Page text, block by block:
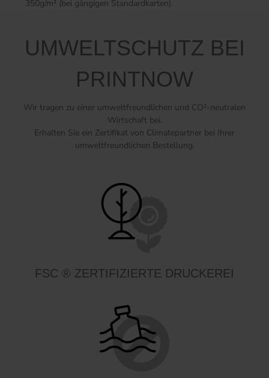
350g/m² (bei gängigen Standardkarten).
UMWELTSCHUTZ BEI
PRINTNOW
Wir tragen zu einer umweltfreundlichen und CO²-neutralen
Wirtschaft bei.
Erhalten Sie ein Zertifikat von Climatepartner bei Ihrer
umweltfreundlichen Bestellung.
FSC ® ZERTIFIZIERTE DRUCKEREI